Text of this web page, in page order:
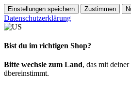
Einstellungen speichern Zustimmen
Datenschutzerklärung
Bist du im richtigen Shop?
Bitte wechsle zum Land, das mit
übereinstimmt.